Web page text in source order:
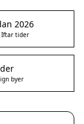
2026
Iftar tider
byer